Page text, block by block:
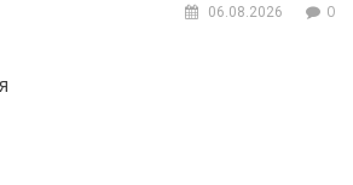
06.08.2026 0